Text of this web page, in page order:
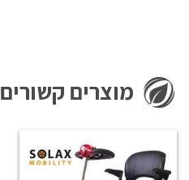
מוצרים קשורים